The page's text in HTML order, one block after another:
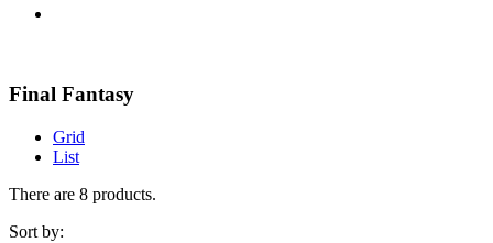
Final Fantasy
Grid
List
There are 8 products.
Sort by: